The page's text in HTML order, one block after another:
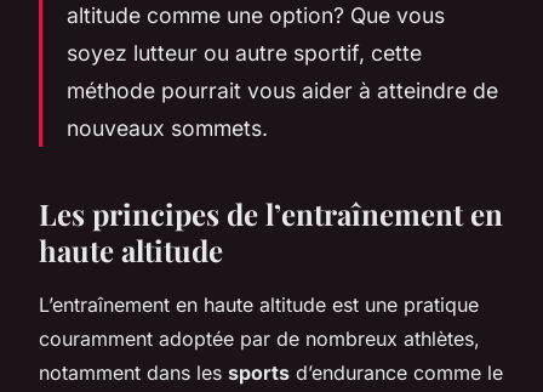
altitude comme une option? Que vous
soyez lutteur ou autre sportif, cette
méthode pourrait vous aider à atteindre de
nouveaux sommets.
Les principes de l’entraînement en
haute altitude
L’entraînement en haute altitude est une pratique
couramment adoptée par de nombreux athlètes,
notamment dans les sports d’endurance comme le